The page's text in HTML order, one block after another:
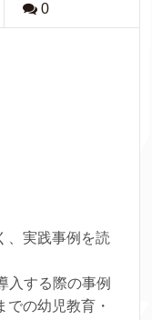
0
、実践事例を読
入する際の事例
での幼児教育・